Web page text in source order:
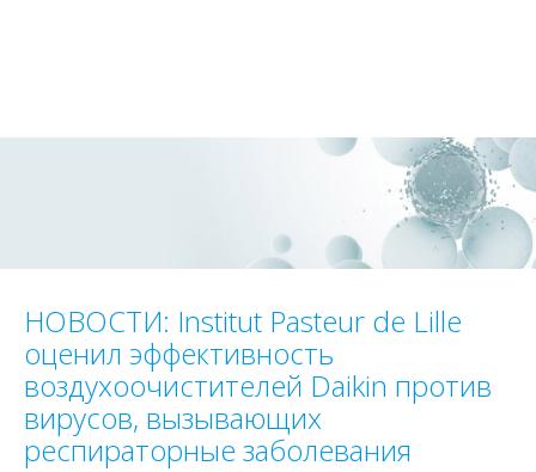
НОВОСТИ: Institut Pasteur de Lille
оценил эффективность
воздухоочистителей Daikin против
вирусов, вызывающих
респираторные заболевания